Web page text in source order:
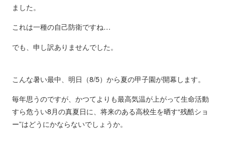
ました。
これは一種の自己防衛ですね…
でも、申し訳ありませんでした。
こんな暑い最中、明日（8/5）から夏の甲子園が開幕します。
毎年思うのですが、かつてよりも最高気温が上がって生命活動
すら危うい8月の真夏日に、将来のある高校生を晒す“残酷ショ
ー”はどうにかならないでしょうか。